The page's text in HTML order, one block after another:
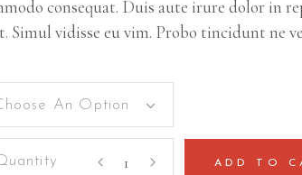
consequat. Duis aute irure dolor in
Simul vidisse eu vim. Probo tincidunt ne
An Option
ADD TO